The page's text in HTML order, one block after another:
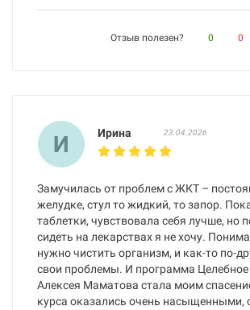
Отзыв полезен? 0 0
И Ирина 23.04.2026
Замучилась от проблем с ЖКТ –
желудке, стул то жидкий, то запор.
таблетки, чувствовала себя лучше, но
сидеть на лекарствах я не хочу.
нужно чистить организм, и как-то по-
свои проблемы. И программа
Алексея Маматова стала моим
курса оказались очень насыщенными,